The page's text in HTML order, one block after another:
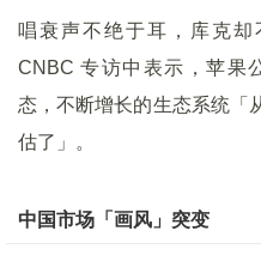
唱衰声不绝于耳，库克
CNBC 专访中表示，苹果
态，不断增长的生态系统「
估了」。
中国市场「画风」突变